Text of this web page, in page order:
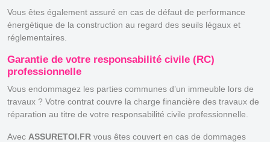
Vous êtes également assuré en cas de défaut de performance
énergétique de la construction au regard des seuils légaux et
réglementaires.
Garantie de votre responsabilité civile (RC)
professionnelle
Vous endommagez les parties communes d’un immeuble lors de
travaux ? Votre contrat couvre la charge financière des travaux de
réparation au titre de votre responsabilité civile professionnelle.
Avec ASSURETOI.FR vous êtes couvert en cas de dommages